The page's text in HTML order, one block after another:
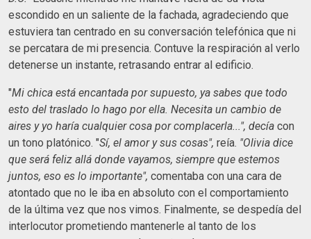
escondido en un saliente de la fachada, agradeciendo que
estuviera tan centrado en su conversación telefónica que ni
se percatara de mi presencia. Contuve la respiración al verlo
detenerse un instante, retrasando entrar al edificio.
"Mi chica está encantada por supuesto, ya sabes que todo
esto del traslado lo hago por ella. Necesita un cambio de
aires y yo haría cualquier cosa por complacerla...", decía con
un tono platónico. "Sí, el amor y sus cosas", reía. "Olivia dice
que será feliz allá donde vayamos, siempre que estemos
juntos, eso es lo importante", comentaba con una cara de
atontado que no le iba en absoluto con el comportamiento
de la última vez que nos vimos. Finalmente, se despedía del
interlocutor prometiendo mantenerle al tanto de los